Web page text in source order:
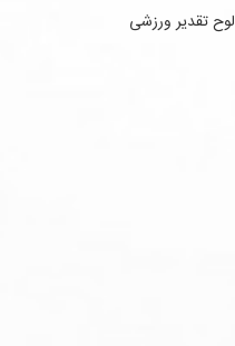
لوح تقدیر ورزشی